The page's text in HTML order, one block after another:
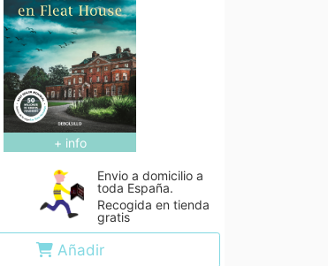
+ info
Envio a domicilio a
toda España.
Recogida en tienda
gratis
Añadir